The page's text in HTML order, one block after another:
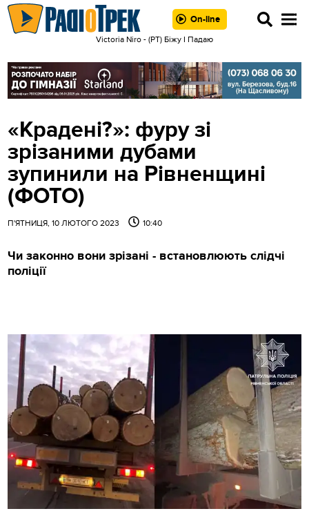
On-line
Victoria Niro - (РТ) Біжу І Падаю
«Крадені?»: фуру зі
зрізаними дубами
зупинили на Рівненщині
(ФОТО)
П'ЯТНИЦЯ, 10 ЛЮТОГО 2023 10:40
Чи законно вони зрізані - встановлюють слідчі
поліції